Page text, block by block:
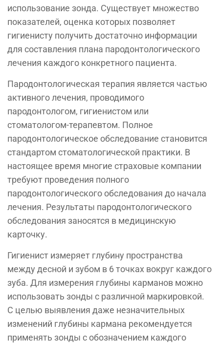
использование зонда. Существует множество
показателей, оценка которых позволяет
гигиенисту получить достаточно информации
для составления плана пародонтологического
лечения каждого конкретного пациента.
Пародонтологическая терапия является частью
активного лечения, проводимого
пародонтологом, гигиенистом или
стоматологом-терапевтом. Полное
пародонтологическое обследование становится
стандартом стоматологической практики. В
настоящее время многие страховые компании
требуют проведения полного
пародонтологического обследования до начала
лечения. Результаты пародонтологического
обследования заносятся в медицинскую
карточку.
Гигиенист измеряет глубину пространства
между десной и зубом в 6 точках вокруг каждого
зуба. Для измерения глубины карманов можно
использовать зонды с различной маркировкой.
С целью выявления даже незначительных
изменений глубины кармана рекомендуется
применять зонды с обозначением каждого